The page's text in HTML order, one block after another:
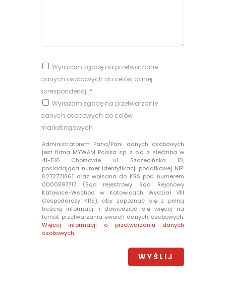
Wyrażam zgodę na przetwarzanie
danych osobowych do celów danej
korespondencji *
Wyrażam zgodę na przetwarzanie
danych osobowych do celów
marketingowych
Administratorem Pana/Pani danych osobowych
jest firma MYWAM Polska sp. z o.o. z siedzibą w
41-516 Chorzowie, ul. Szczecińska 10,
posiadająca numer identyfikacji podatkowej NIP:
6272771861 oraz wpisana do KRS pod numerem
0000897717 (Sąd rejestrowy: Sąd Rejonowy
Katowice-Wschód w Katowicach Wydział VIII
Gospodarczy KRS), aby zapoznać się z pełną
treścią informacji i dowiedzieć się więcej na
temat przetwarzania swoich danych osobowych.
Więcej informacji o przetwarzaniu danych
osobowych.